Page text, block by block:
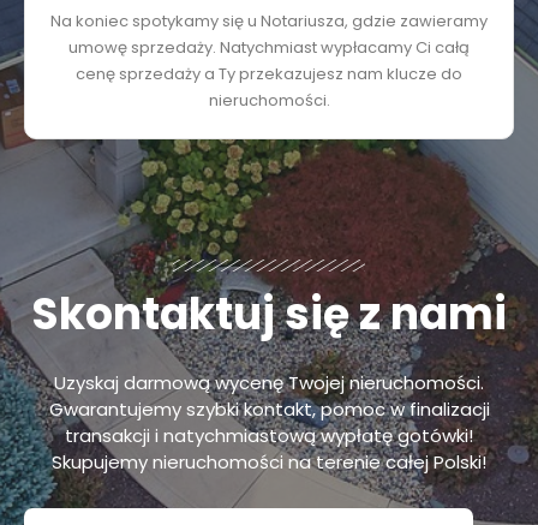
Na koniec spotykamy się u Notariusza, gdzie zawieramy
umowę sprzedaży. Natychmiast wypłacamy Ci całą
cenę sprzedaży a Ty przekazujesz nam klucze do
nieruchomości.
Skontaktuj się z nami
Uzyskaj darmową wycenę Twojej nieruchomości.
Gwarantujemy szybki kontakt, pomoc w finalizacji
transakcji i natychmiastową wypłatę gotówki!
Skupujemy nieruchomości na terenie całej Polski!